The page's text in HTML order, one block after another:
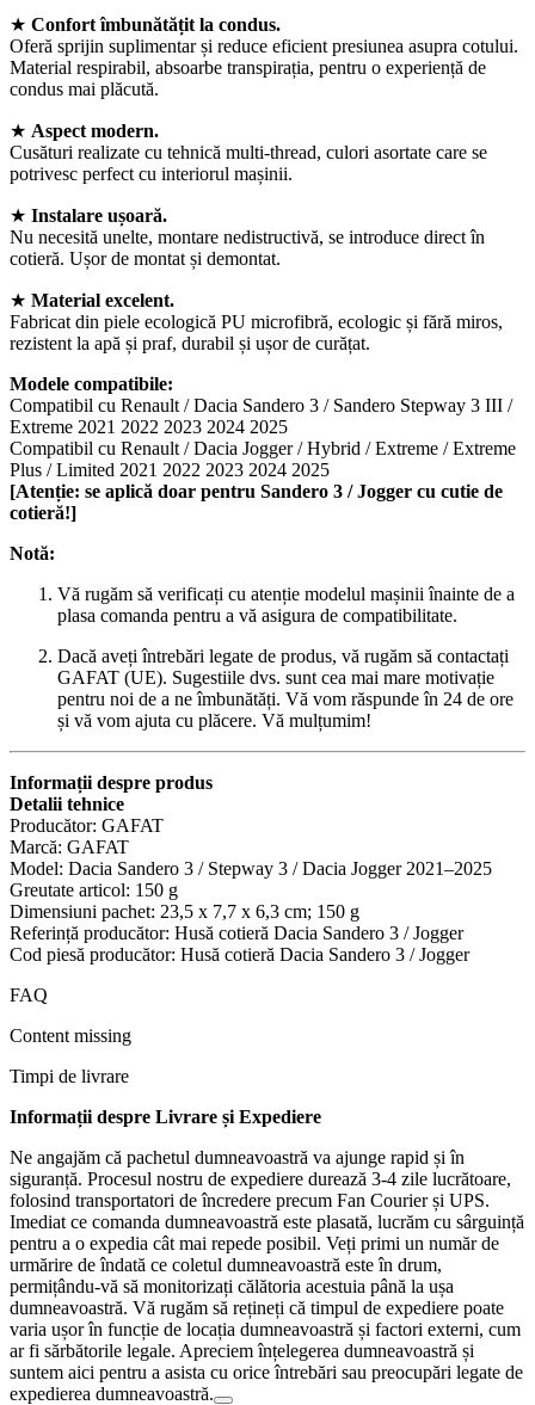
★ Confort îmbunătățit la condus.
Oferă sprijin suplimentar și reduce eficient presiunea asupra cotului.
Material respirabil, absoarbe transpirația, pentru o experiență de
condus mai plăcută.
★ Aspect modern.
Cusături realizate cu tehnică multi-thread, culori asortate care se
potrivesc perfect cu interiorul mașinii.
★ Instalare ușoară.
Nu necesită unelte, montare nedistructivă, se introduce direct în
cotieră. Ușor de montat și demontat.
★ Material excelent.
Fabricat din piele ecologică PU microfibră, ecologic și fără miros,
rezistent la apă și praf, durabil și ușor de curățat.
Modele compatibile:
Compatibil cu Renault / Dacia Sandero 3 / Sandero Stepway 3 III /
Extreme 2021 2022 2023 2024 2025
Compatibil cu Renault / Dacia Jogger / Hybrid / Extreme / Extreme
Plus / Limited 2021 2022 2023 2024 2025
[Atenție: se aplică doar pentru Sandero 3 / Jogger cu cutie de
cotieră!]
Notă:
Vă rugăm să verificați cu atenție modelul mașinii înainte de a
plasa comanda pentru a vă asigura de compatibilitate.
Dacă aveți întrebări legate de produs, vă rugăm să contactați
GAFAT (UE). Sugestiile dvs. sunt cea mai mare motivație
pentru noi de a ne îmbunătăți. Vă vom răspunde în 24 de ore
și vă vom ajuta cu plăcere. Vă mulțumim!
Informații despre produs
Detalii tehnice
Producător: ‎GAFAT
Marcă: ‎GAFAT
Model: ‎Dacia Sandero 3 / Stepway 3 / Dacia Jogger 2021–2025
Greutate articol: ‎150 g
Dimensiuni pachet: ‎23,5 x 7,7 x 6,3 cm; 150 g
Referință producător: ‎Husă cotieră Dacia Sandero 3 / Jogger
Cod piesă producător: ‎Husă cotieră Dacia Sandero 3 / Jogger
FAQ
Content missing
Timpi de livrare
Informații despre Livrare și Expediere
Ne angajăm că pachetul dumneavoastră va ajunge rapid și în
siguranță. Procesul nostru de expediere durează 3-4 zile lucrătoare,
folosind transportatori de încredere precum Fan Courier și UPS.
Imediat ce comanda dumneavoastră este plasată, lucrăm cu sârguință
pentru a o expedia cât mai repede posibil. Veți primi un număr de
urmărire de îndată ce coletul dumneavoastră este în drum,
permițându-vă să monitorizați călătoria acestuia până la ușa
dumneavoastră. Vă rugăm să rețineți că timpul de expediere poate
varia ușor în funcție de locația dumneavoastră și factori externi, cum
ar fi sărbătorile legale. Apreciem înțelegerea dumneavoastră și
suntem aici pentru a asista cu orice întrebări sau preocupări legate de
expedierea dumneavoastră.